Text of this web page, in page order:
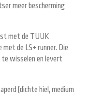
meer bescherming
met de TUUK
met de LS+ runner. Die
wisselen en levert
(dichte hiel, medium